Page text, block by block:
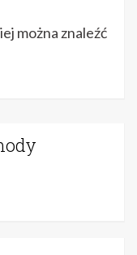
można znaleźć